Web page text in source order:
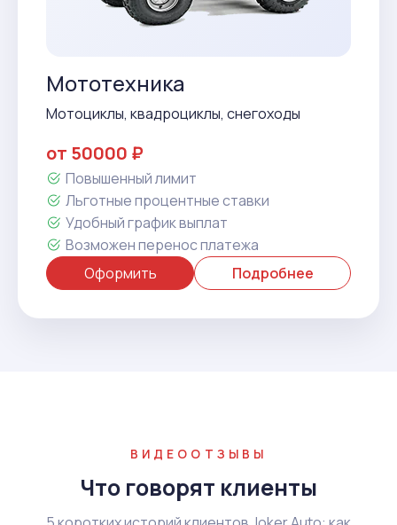
Мототехника
Мотоциклы, квадроциклы, снегоходы
от 50000 ₽
Повышенный лимит
Льготные процентные ставки
Удобный график выплат
Возможен перенос платежа
Оформить
Подробнее
ВИДЕООТЗЫВЫ
Что говорят клиенты